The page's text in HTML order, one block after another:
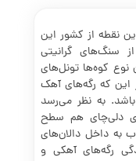
نقطه از کشور این
سنگ‌های گرانیتی
کوه‌ها تونل‌های
این که رگه‌های آهک
به نظر می‌رسد
دلی‌چای هم سطح
به داخل دالان‌های
رگه‌های آهکی و